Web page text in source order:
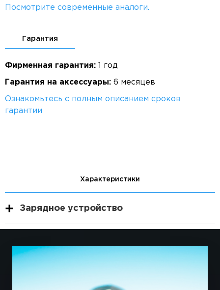
Посмотрите современные аналоги.
Гарантия
Фирменная гарантия: 1 год
Гарантия на аксессуары: 6 месяцев
Ознакомьтесь с полным описанием сроков
гарантии
Характеристики
Зарядное устройство